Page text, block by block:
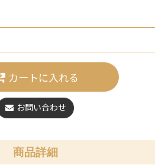
カートに入れる
お問い合わせ
商品詳細